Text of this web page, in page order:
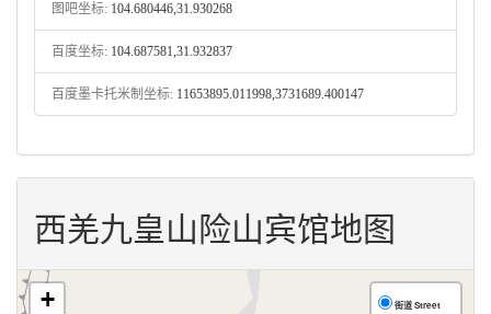
图吧坐标: 104.680446,31.930268
百度坐标: 104.687581,31.932837
百度墨卡托米制坐标: 11653895.011998,3731689.400147
西羌九皇山险山宾馆地图
+
街道 Street